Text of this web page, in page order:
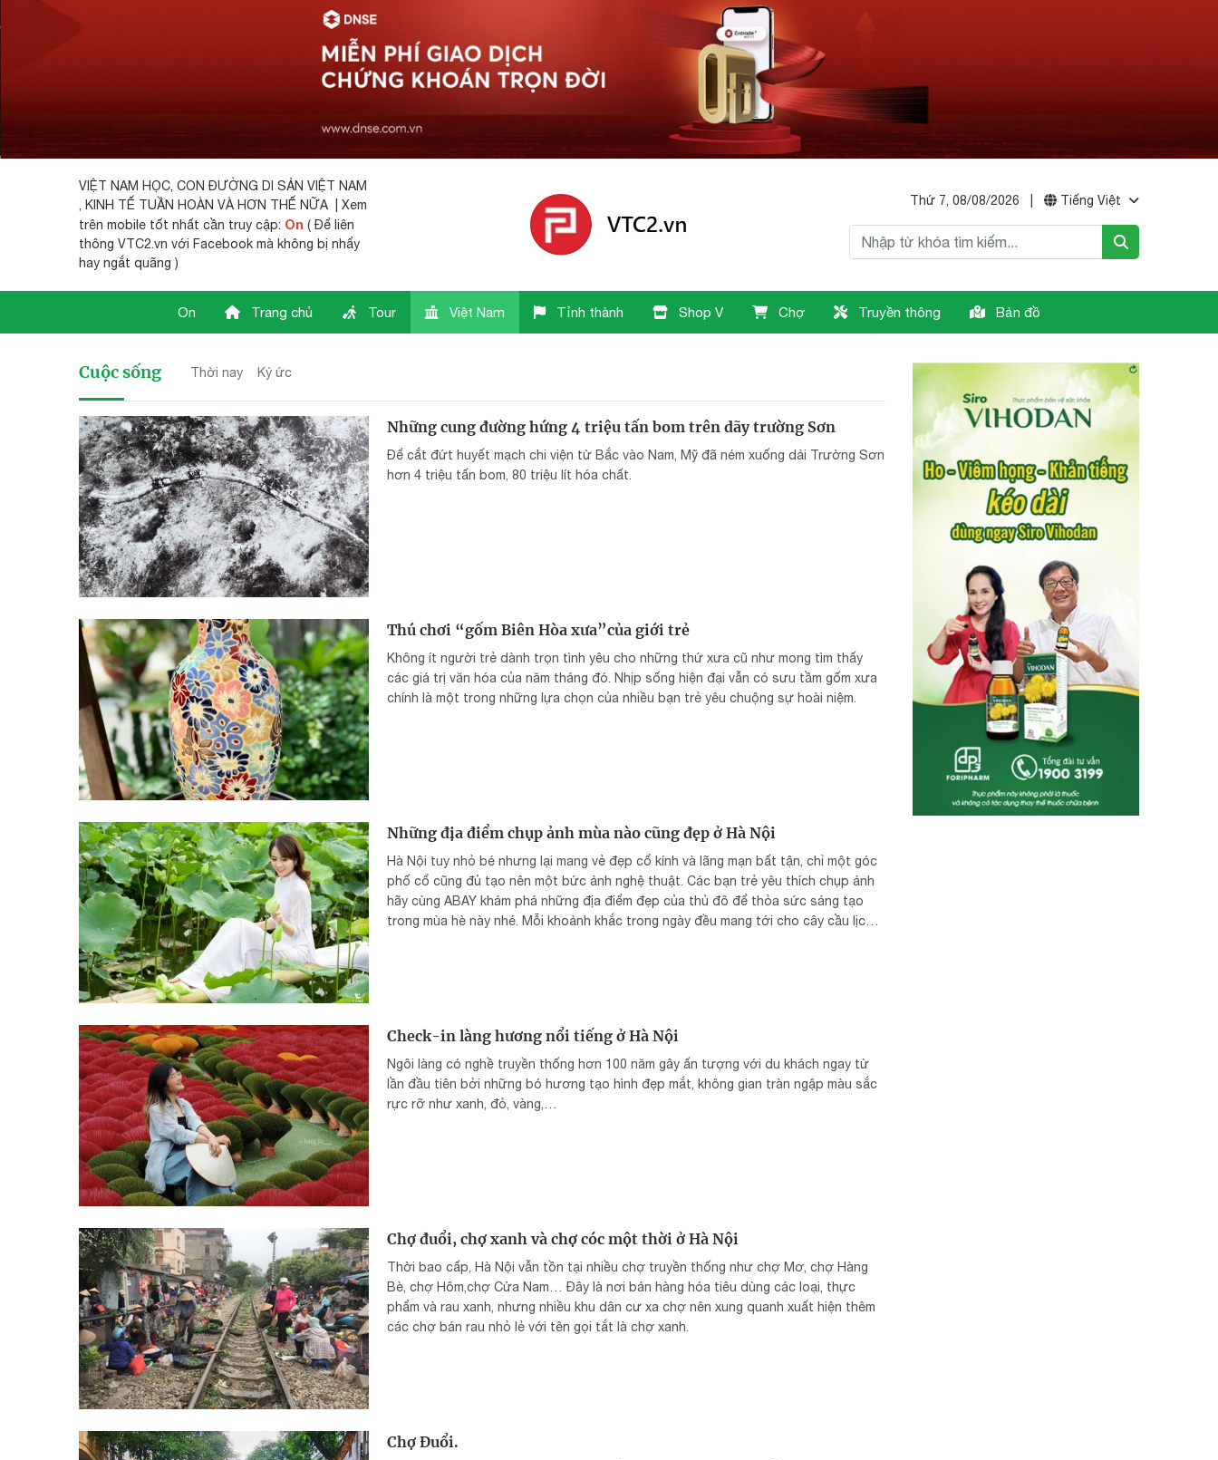
VIỆT NAM HỌC, CON ĐƯỜNG DI SẢN VIỆT NAM
, KINH TẾ TUẦN HOÀN VÀ HƠN THẾ NỮA | Xem
trên mobile tốt nhất cần truy cập: On ( Để liên
thông VTC2.vn với Facebook mà không bị nhẩy
hay ngắt quãng )
Thứ 7, 08/08/2026 Tiếng Việt
On Trang chủ Tour Việt Nam Tỉnh thành Shop V Chợ Truyền thông Bản đồ
Cuộc sống Thời nay Ký ức
Những cung đường hứng 4 triệu tấn bom trên dãy trường Sơn
Để cắt đứt huyết mạch chi viện từ Bắc vào Nam, Mỹ đã ném xuống dải Trường Sơn
hơn 4 triệu tấn bom, 80 triệu lít hóa chất.
Thú chơi “gốm Biên Hòa xưa”của giới trẻ
Không ít người trẻ dành trọn tình yêu cho những thứ xưa cũ như mong tìm thấy
các giá trị văn hóa của năm tháng đó. Nhịp sống hiện đại vẫn có sưu tầm gốm xưa
chính là một trong những lựa chọn của nhiều bạn trẻ yêu chuộng sự hoài niệm.
Những địa điểm chụp ảnh mùa nào cũng đẹp ở Hà Nội
Hà Nội tuy nhỏ bé nhưng lại mang vẻ đẹp cổ kính và lãng mạn bất tận, chỉ một góc
phố cổ cũng đủ tạo nên một bức ảnh nghệ thuật. Các bạn trẻ yêu thích chụp ảnh
hãy cùng ABAY khám phá những địa điểm đẹp của thủ đô để thỏa sức sáng tạo
trong mùa hè này nhé. Mỗi khoảnh khắc trong ngày đều mang tới cho cây cầu lịch
Check-in làng hương nổi tiếng ở Hà Nội
Ngôi làng có nghề truyền thống hơn 100 năm gây ấn tượng với du khách ngay từ
lần đầu tiên bởi những bó hương tạo hình đẹp mắt, không gian tràn ngập màu sắc
rực rỡ như xanh, đỏ, vàng,…
Chợ đuổi, chợ xanh và chợ cóc một thời ở Hà Nội
Thời bao cấp, Hà Nội vẫn tồn tại nhiều chợ truyền thống như chợ Mơ, chợ Hàng
Bè, chợ Hôm,chợ Cửa Nam… Đây là nơi bán hàng hóa tiêu dùng các loại, thực
phẩm và rau xanh, nhưng nhiều khu dân cư xa chợ nên xung quanh xuất hiện thêm
các chợ bán rau nhỏ lẻ với tên gọi tắt là chợ xanh.
Chợ Đuổi.